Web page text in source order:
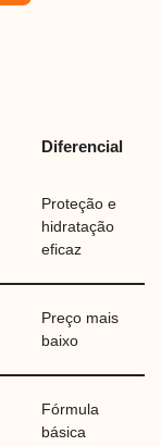
Diferencial
Proteção e
hidratação
eficaz
Preço mais
baixo
Fórmula
básica